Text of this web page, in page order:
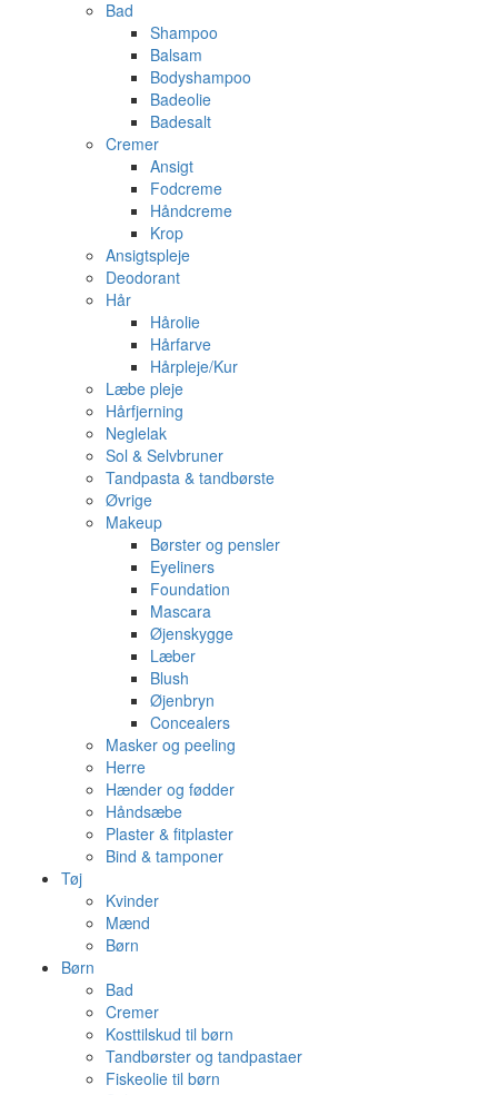
Bad
Shampoo
Balsam
Bodyshampoo
Badeolie
Badesalt
Cremer
Ansigt
Fodcreme
Håndcreme
Krop
Ansigtspleje
Deodorant
Hår
Hårolie
Hårfarve
Hårpleje/Kur
Læbe pleje
Hårfjerning
Neglelak
Sol & Selvbruner
Tandpasta & tandbørste
Øvrige
Makeup
Børster og pensler
Eyeliners
Foundation
Mascara
Øjenskygge
Læber
Blush
Øjenbryn
Concealers
Masker og peeling
Herre
Hænder og fødder
Håndsæbe
Plaster & fitplaster
Bind & tamponer
Tøj
Kvinder
Mænd
Børn
Børn
Bad
Cremer
Kosttilskud til børn
Tandbørster og tandpastaer
Fiskeolie til børn